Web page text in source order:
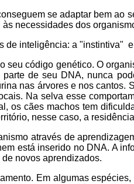
se adaptar bem ao
necessidades dos
de inteligência: a "instintiva"
seu código genético. O
de seu DNA, nunca
nas árvores e nos cantos.
Na selva esse
os cães machos tem
nesse caso, a
através de
está inserido no DNA. A
novos aprendizados.
Em algumas